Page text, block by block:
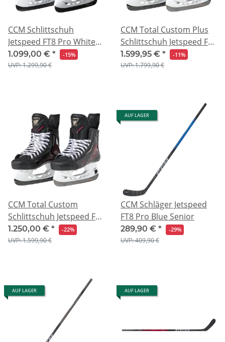
CCM Schlittschuh
Jetspeed FT8 Pro White
SR
1.099,00 € * -15%
UVP: 1.299,90 €
CCM Total Custom Plus
Schlittschuh Jetspeed FT8
Pro
1.599,95 € * -11%
UVP: 1.799,90 €
CCM Total Custom
Schlittschuh Jetspeed FT8
Pro
1.250,00 € * -22%
UVP: 1.599,90 €
AUF LAGER
CCM Schläger Jetspeed
FT8 Pro Blue Senior
289,90 € * -29%
UVP: 409,90 €
AUF LAGER AUF LAGER